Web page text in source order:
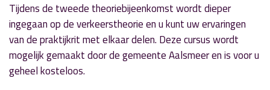
Tijdens de tweede theoriebijeenkomst wordt dieper
ingegaan op de verkeerstheorie en u kunt uw ervaringen
van de praktijkrit met elkaar delen. Deze cursus wordt
mogelijk gemaakt door de gemeente Aalsmeer en is voor u
geheel kosteloos.